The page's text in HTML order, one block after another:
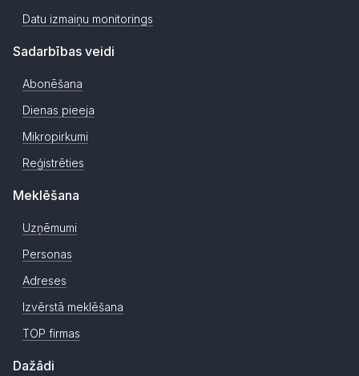
Datu izmaiņu monitorings
Sadarbības veidi
Abonēšana
Dienas pieeja
Mikropirkumi
Reģistrēties
Meklēšana
Uzņēmumi
Personas
Adreses
Izvērstā meklēšana
TOP firmas
Dažādi